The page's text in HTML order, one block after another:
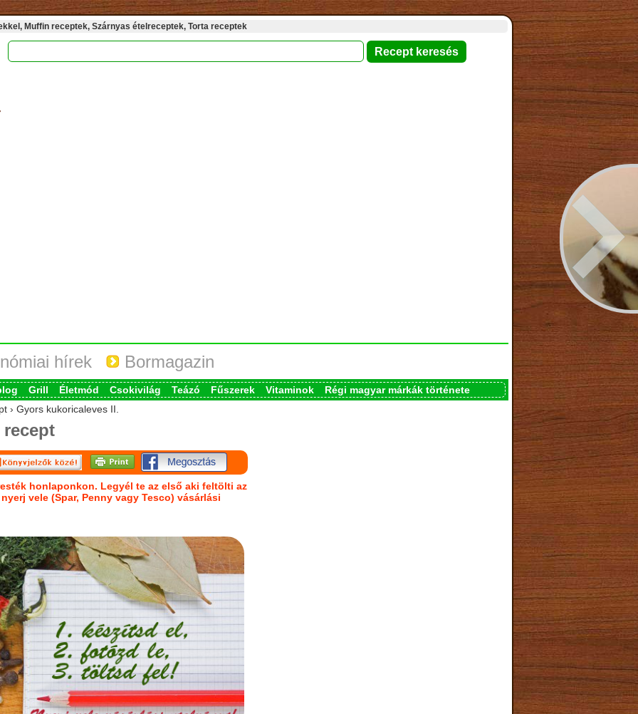
Muffin receptek, Szárnyas ételreceptek, Torta receptek
hírek Bormagazin
Grill Életmód Csokivilág Teázó Fűszerek Vitaminok
Régi magyar márkák története
› Gyors kukoricaleves II.
honlaponkon. Legyél te az első aki feltölti az
vele (Spar, Penny vagy Tesco) vásárlási